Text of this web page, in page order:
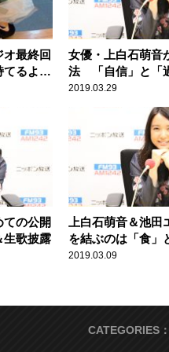
最終回
てるよう
女優・上白石萌音
法 「自信」と「
言葉」
2019.03.29
の公開
生歌披露
上白石萌音＆池田
を結ぶのは「食」
「愛」
2019.03.09
CATEGORIES：